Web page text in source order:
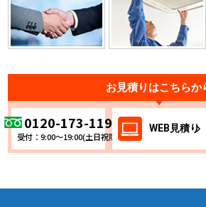
お見積りはこちらか
0120-173-119
受付：9:00～19:00(土日祝除く)
WEB見積り